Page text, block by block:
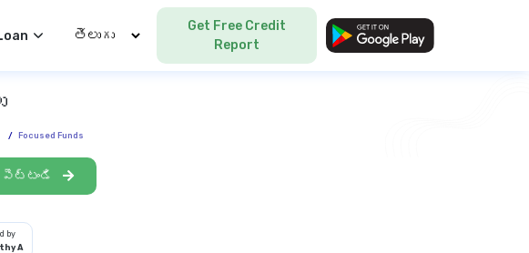
Select Language
Get Free Credit
Report
/ Focused Funds
by
A